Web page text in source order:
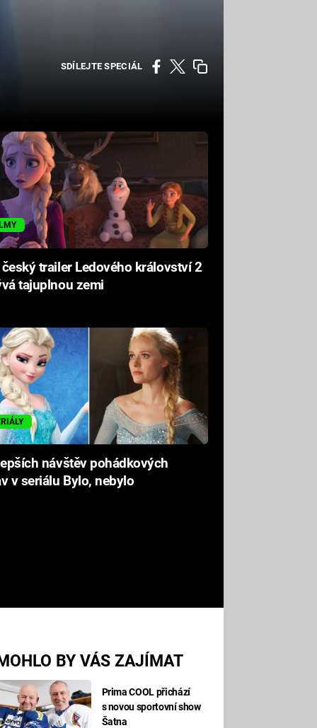
SDÍLEJTE SPECIÁL
trailer Ledového království 2
tajuplnou zemi
návštěv pohádkových
v seriálu Bylo, nebylo
BY VÁS ZAJÍMAT
Prima COOL přichází
s novou sportovní show
Šatna